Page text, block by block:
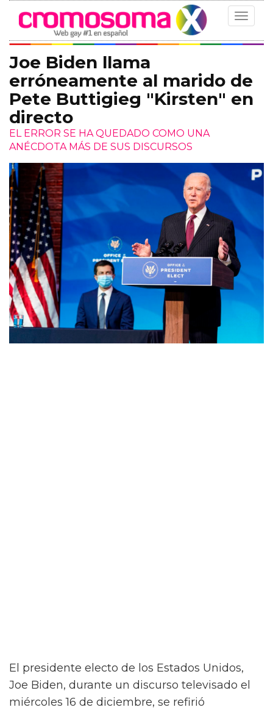
Toggle
Joe Biden llama
erróneamente al marido de
Pete Buttigieg "Kirsten" en
directo
EL ERROR SE HA QUEDADO COMO UNA
ANÉCDOTA MÁS DE SUS DISCURSOS
El presidente electo de los Estados Unidos,
Joe Biden, durante un discurso televisado el
miércoles 16 de diciembre, se refirió